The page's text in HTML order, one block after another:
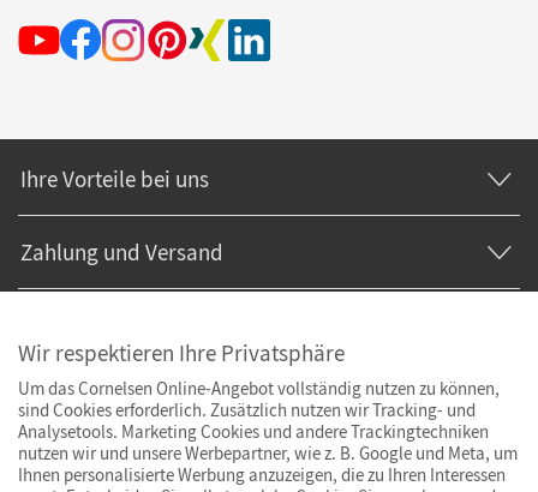
Ihre Vorteile bei uns
Zahlung und Versand
Wir respektieren Ihre Privatsphäre
Um das Cornelsen Online-Angebot vollständig nutzen zu können,
sind Cookies erforderlich. Zusätzlich nutzen wir Tracking- und
Analysetools. Marketing Cookies und andere Trackingtechniken
nutzen wir und unsere Werbepartner, wie z. B. Google und Meta, um
Ihnen personalisierte Werbung anzuzeigen, die zu Ihren Interessen